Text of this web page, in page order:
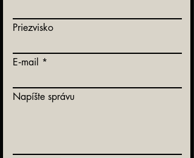
Priezvisko
E‑mail
Napíšte správu